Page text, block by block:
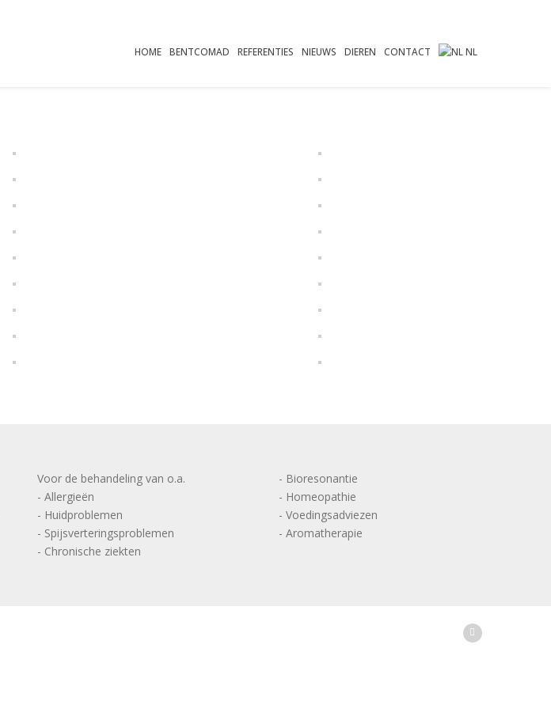
HOME BENTCOMAD REFERENTIES NIEUWS DIEREN CONTACT NL
Voor de behandeling van o.a.
- Allergieën
- Huidproblemen
- Spijsverteringsproblemen
- Chronische ziekten
- Bioresonantie
- Homeopathie
- Voedingsadviezen
- Aromatherapie